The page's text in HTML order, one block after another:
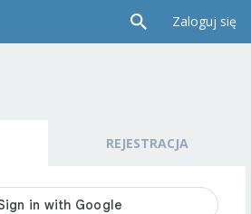
Zaloguj się
REJESTRACJA